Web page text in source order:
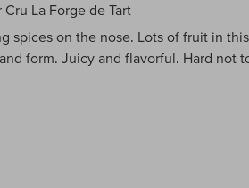
La Forge de Tart
spices on the nose. Lots of fruit in
form. Juicy and flavorful. Hard not